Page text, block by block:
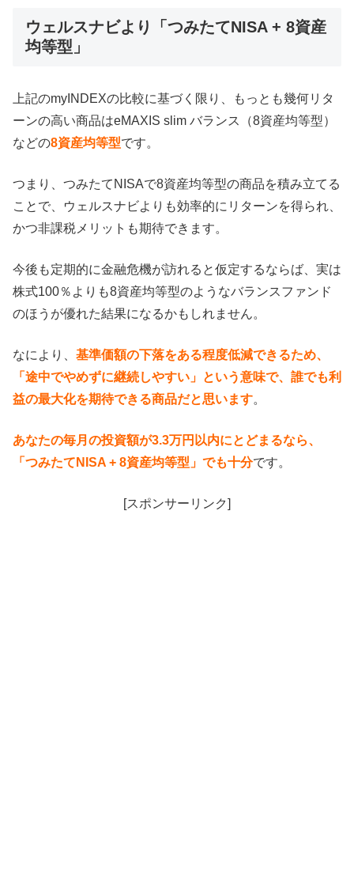
ウェルスナビより「つみたてNISA + 8資産
均等型」
上記のmyINDEXの比較に基づく限り、もっとも幾何リタ
ーンの高い商品はeMAXIS slim バランス（8資産均等型）
などの8資産均等型です。
つまり、つみたてNISAで8資産均等型の商品を積み立てる
ことで、ウェルスナビよりも効率的にリターンを得られ、
かつ非課税メリットも期待できます。
今後も定期的に金融危機が訪れると仮定するならば、実は
株式100％よりも8資産均等型のようなバランスファンド
のほうが優れた結果になるかもしれません。
なにより、 基準価額の下落をある程度低減できるため、
「途中でやめずに継続しやすい」という意味で、誰でも利
益の最大化を期待できる商品だと思います。
あなたの毎月の投資額が3.3万円以内にとどまるなら、
「つみたてNISA + 8資産均等型」でも十分です。
[スポンサーリンク]